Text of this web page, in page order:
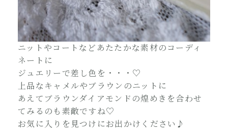
ニットやコートなどあたたかな素材のコーディ
ネートに
ジュエリーで差し色を・・・♡
上品なキャメルやブラウンのニットに
あえてブラウンダイアモンドの煌めきを合わせ
てみるのも素敵ですね♡
お気に入りを見つけにお出かけください♪